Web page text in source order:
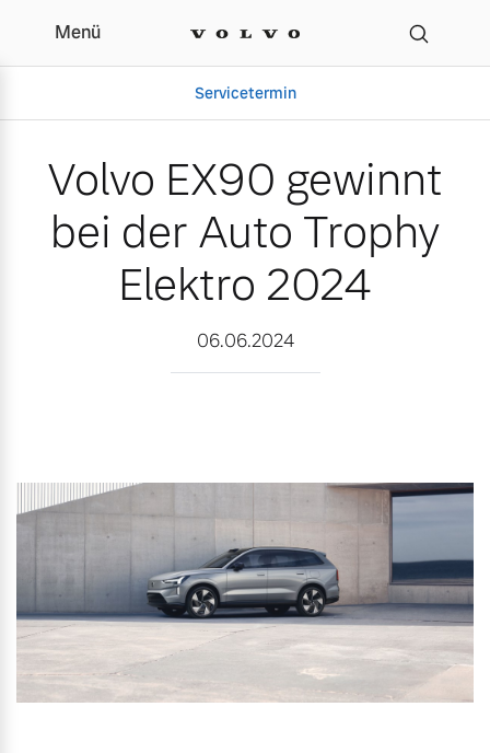
Volvo EX90 gewinnt
Menü
Servicetermin
Aktuelle Zubehörangebote
Gebrauchtwagen
Aktuelle Zubehörangebote
Zubehörkatalog
Aktuelle Serviceangebote
Unser Team
Karriere
Kooperationspartner
Unsere News & Events
Volvo EX90 gewinnt
bei der Auto Trophy
Elektro 2024
06.06.2024